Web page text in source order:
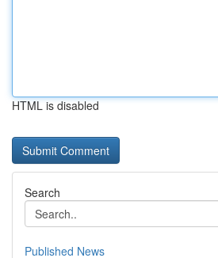
HTML is disabled
Search
Published News